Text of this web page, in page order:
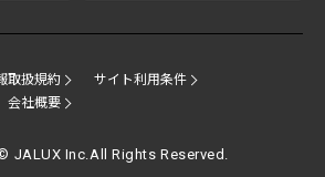
取扱規約
サイト利用条件
会社概要
JALUX Inc.All Rights Reserved.